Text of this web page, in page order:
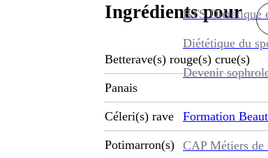
BTS Diététique
Diététique du
Devenir
Formation
CAP Métiers
Ingrédients pour
Betterave(s) rouge(s) crue(s)
Panais
Céleri(s) rave
Potimarron(s)